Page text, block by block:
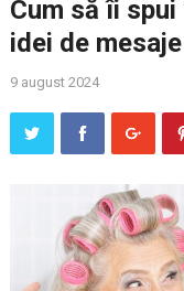
Cum să îi spui
idei de mesaje
9 august 2024